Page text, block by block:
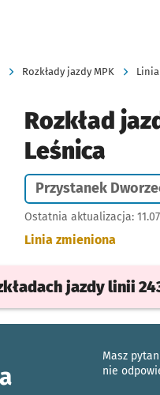
Rozkłady jazdy MPK Linia
Rozkład
Leśnica
Przystanek
Ostatnia aktualizacja:
Linia zmieniona
jazdylinii
Masz
nie